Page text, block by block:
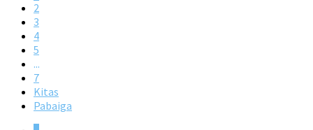
2
3
4
5
...
7
Kitas
Pabaiga